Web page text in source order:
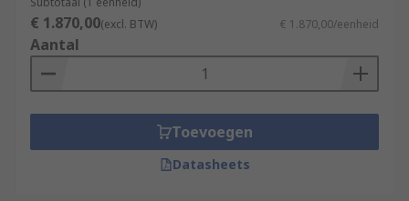
€ 1.870,00(excl. BTW) € 1.870,00/eenheid
Aantal
Toevoegen
Datasheets